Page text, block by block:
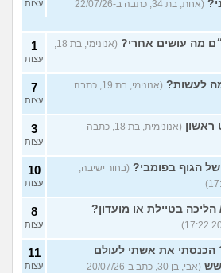
(אחת, בת 34, כתבה ב-22/07/26
עצות
מה עושים אחרי? 1
עצות
מה לעשות?
(אנונימי, בת 19, כתבה
7
עצות
ראשון
(אנונימית, בת 18, כתבה
3
עצות
הגוף בפומבי? (בחור ישיבה,
10
עצות
בטיילת או מועדון? 8
עצות
הכנסתי את אשתי לעולם
(אבי, בן 30, כתב ב-20/07/26
11
עצות